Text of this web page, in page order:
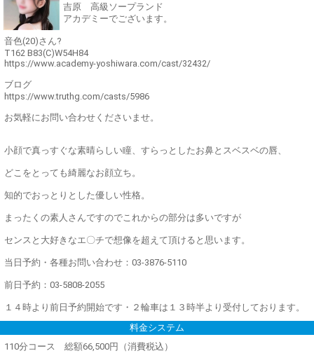
吉原 高級ソープランド
アカデミーでございます。
音色(20)さん?
T162 B83(C)W54H84
https://www.academy-yoshiwara.com/cast/32432/
ブログ
https://www.truthg.com/casts/5986
お気軽にお問い合わせくださいませ。
小顔で真っすぐな素晴らしい瞳、すらっとしたお鼻とスベスベの唇、
どこをとっても綺麗なお顔立ち。
知的でおっとりとした優しい性格。
まったくの素人さんですのでこれからの部分は多いですが
センスと大好きなエ〇チで想像を超えて頂けると思います。
当日予約・各種お問い合わせ：03-3876-5110
前日予約：03-5808-2055
１４時より前日予約開始です・２輪車は１３時半より受付しております。
料金システム
110分コース 総額66,500円（消費税込）